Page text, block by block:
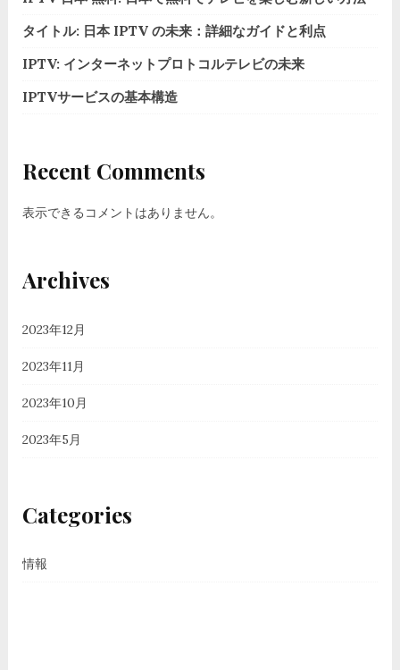
タイトル: 日本 IPTV の未来：詳細なガイドと利点
IPTV: インターネットプロトコルテレビの未来
IPTVサービスの基本構造
Recent Comments
表示できるコメントはありません。
Archives
2023年12月
2023年11月
2023年10月
2023年5月
Categories
情報